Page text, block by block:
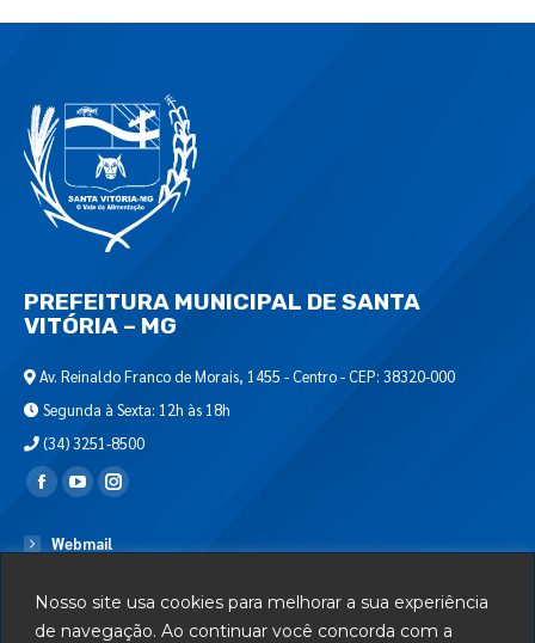
Nosso site usa cookies para melhorar a sua experiência
de navegação. Ao continuar você concorda com a
PREFEITURA MUNICIPAL DE SANTA
VITÓRIA – MG
Av. Reinaldo Franco de Morais, 1455 - Centro - CEP: 38320-000
Segunda à Sexta: 12h às 18h
(34) 3251-8500
Encontre-nos em:
Webmail
Serviços